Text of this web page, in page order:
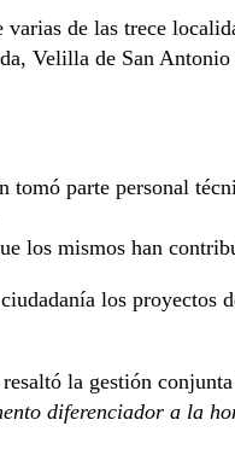
de las trece
Velilla de San
tomó parte personal
los mismos han
los
la gestión
diferenciador a la